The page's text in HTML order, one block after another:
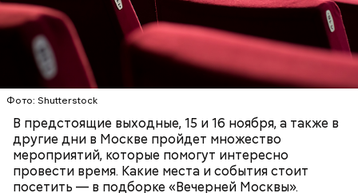
Фото: Shutterstock
В предстоящие выходные, 15 и 16 ноября, а также в
другие дни в Москве пройдет множество
мероприятий, которые помогут интересно
провести время. Какие места и события стоит
посетить — в подборке «Вечерней Москвы».